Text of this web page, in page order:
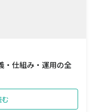
・仕組み・運用の全
む